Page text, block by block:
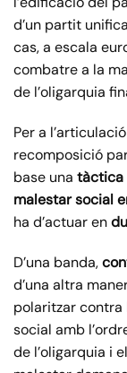
d’un partit
cas, a escala
combatre a la
de l’oligarquia
Per a
recomposició
base una tàctica
malestar social
ha d’actuar en
D’una banda,
d’una altra
polaritzar contra
social amb
de l’oligarquia i